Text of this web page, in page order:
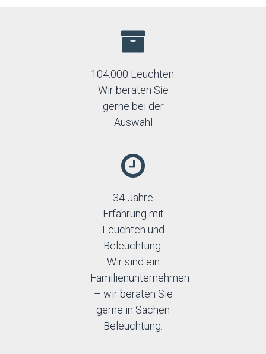
104.000 Leuchten.
Wir beraten Sie
gerne bei der
Auswahl
34 Jahre
Erfahrung mit
Leuchten und
Beleuchtung.
Wir sind ein
Familienunternehmen
– wir beraten Sie
gerne in Sachen
Beleuchtung.